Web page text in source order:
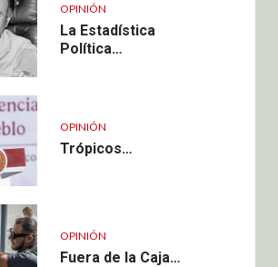
OPINIÓN
La Estadística
Política…
OPINIÓN
Trópicos…
OPINIÓN
Fuera de la Caja…